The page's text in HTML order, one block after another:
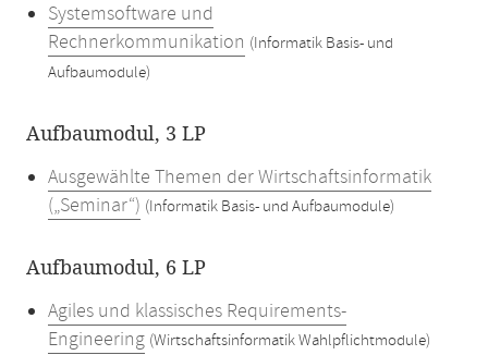
Systemsoftware und
Rechnerkommunikation (Informatik Basis- und
Aufbaumodule)
Aufbaumodul, 3 LP
Ausgewählte Themen der Wirtschaftsinformatik
(„Seminar“) (Informatik Basis- und Aufbaumodule)
Aufbaumodul, 6 LP
Agiles und klassisches Requirements-
Engineering (Wirtschaftsinformatik Wahlpflichtmodule)